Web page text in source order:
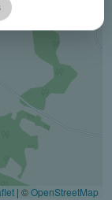
| ©OpenStreetMap